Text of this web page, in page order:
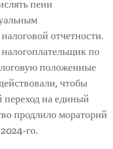
пени
отчетности.
по
положенные
чтобы
переход на единый
продлило мораторий
го.